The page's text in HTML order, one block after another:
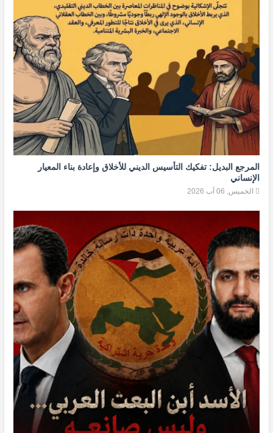
المرجع البديل: تفكيك التأسيس الديني للأخلاق وإعادة بناء المعيار
الإنساني
الخميس, 06 آب 2026